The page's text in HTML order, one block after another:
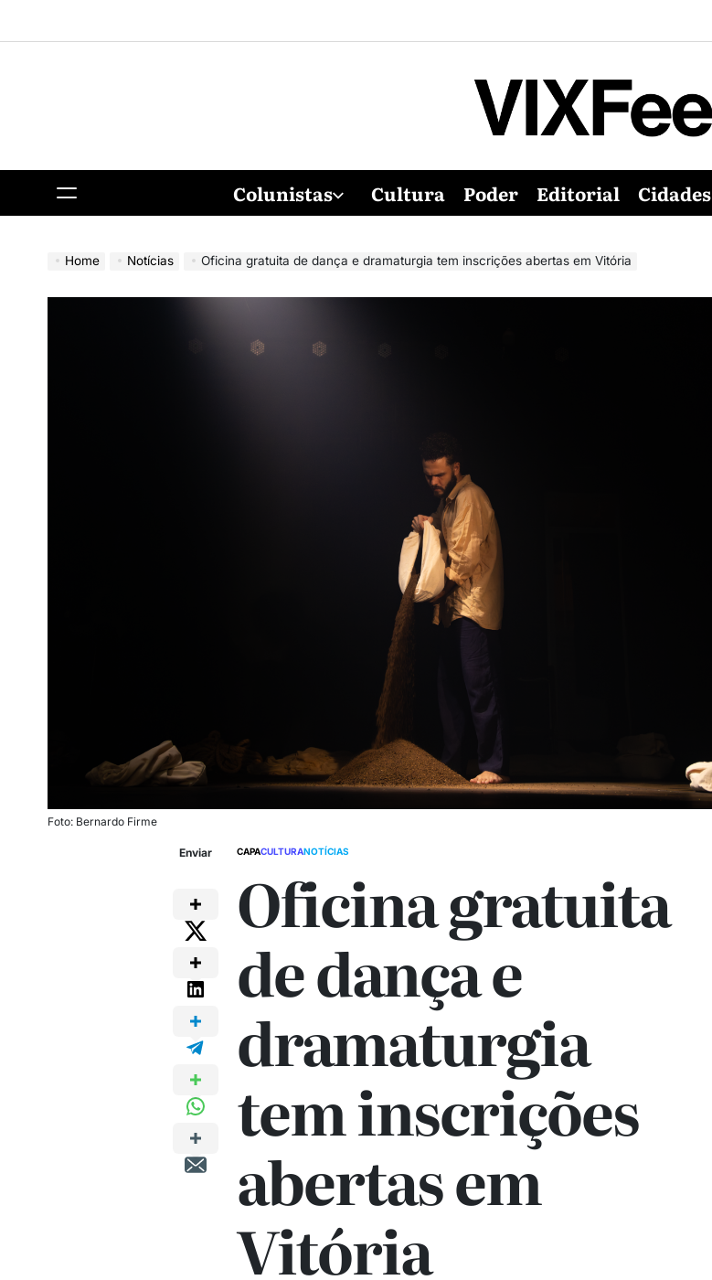
Colunistas Cultura Poder Editorial Cidades
Home Notícias Oficina gratuita de dança e dramaturgia tem inscrições abertas em Vitória
Foto: Bernardo Firme
Enviar CAPACULTURANOTÍCIAS
Oficina gratuita
de dança e
dramaturgia
tem inscrições
abertas em
Vitória